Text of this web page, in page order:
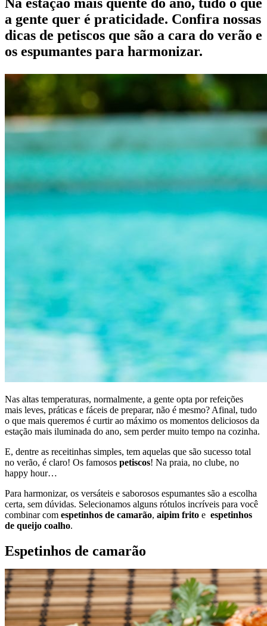
a gente quer é praticidade. Confira nossas
dicas de petiscos que são a cara do verão e
os espumantes para harmonizar.
Nas altas temperaturas, normalmente, a gente opta por refeições
mais leves, práticas e fáceis de preparar, não é mesmo? Afinal, tudo
o que mais queremos é curtir ao máximo os momentos deliciosos da
estação mais iluminada do ano, sem perder muito tempo na cozinha.
E, dentre as receitinhas simples, tem aquelas que são sucesso total
no verão, é claro! Os famosos petiscos! Na praia, no clube, no
happy hour…
Para harmonizar, os versáteis e saborosos espumantes são a escolha
certa, sem dúvidas. Selecionamos alguns rótulos incríveis para você
combinar com espetinhos de camarão, aipim frito e espetinhos
de queijo coalho.
Espetinhos de camarão